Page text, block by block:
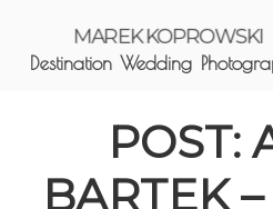
MAREK KOPROWSKI
Destination Wedding
POST:
BARTEK